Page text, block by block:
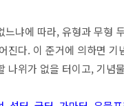
느냐에 따라, 유형과 무형
진다. 이 준거에 의하면
나위가 없을 터이고, 기념